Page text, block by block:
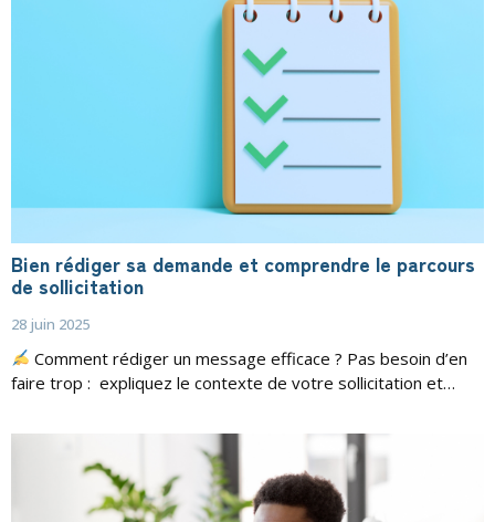
Bien rédiger sa demande et comprendre le parcours
de sollicitation
28 juin 2025
Comment rédiger un message efficace ? Pas besoin d’en
faire trop : expliquez le contexte de votre sollicitation et…